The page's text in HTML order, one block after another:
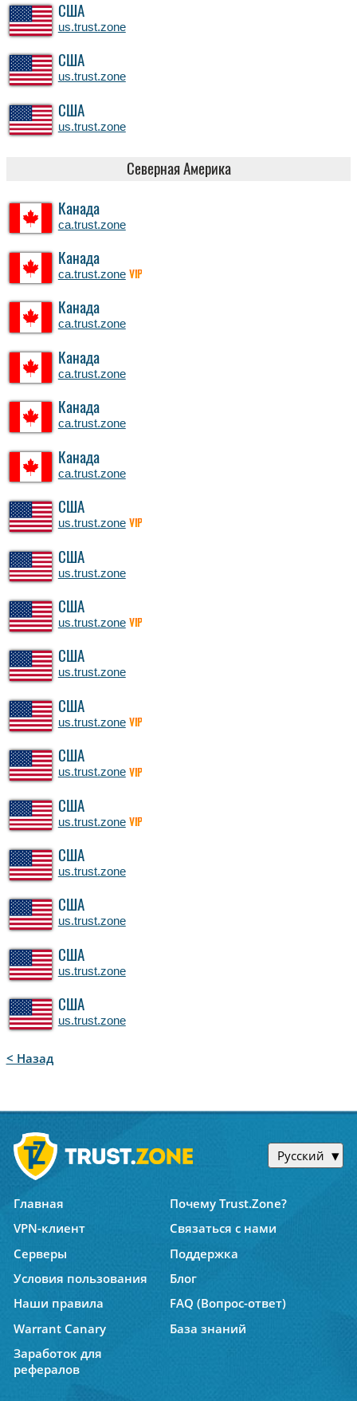
США
us.trust.zone
США
us.trust.zone
США
us.trust.zone
Северная Америка
Канада
ca.trust.zone
Канада
ca.trust.zone VIP
Канада
ca.trust.zone
Канада
ca.trust.zone
Канада
ca.trust.zone
Канада
ca.trust.zone
США
us.trust.zone VIP
США
us.trust.zone
США
us.trust.zone VIP
США
us.trust.zone
США
us.trust.zone VIP
США
us.trust.zone VIP
США
us.trust.zone VIP
США
us.trust.zone
США
us.trust.zone
США
us.trust.zone
США
us.trust.zone
< Назад
Русский
Главная
Почему Trust.Zone?
VPN-клиент
Связаться с нами
Серверы
Поддержка
Условия пользования
Блог
Наши правила
FAQ (Вопрос-ответ)
Warrant Canary
База знаний
Заработок для
рефералов